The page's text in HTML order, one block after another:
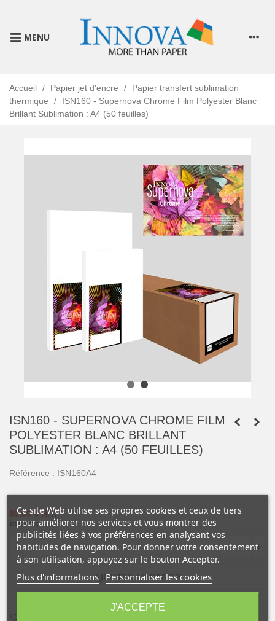
MENU
Accueil / Papier jet d'encre /
Papier transfert sublimation
thermique
/
ISN160 - Supernova Chrome Film Polyester Blanc
Brillant Sublimation : A4 (50 feuilles)
ISN160 - SUPERNOVA CHROME FILM
POLYESTER BLANC BRILLANT
SUBLIMATION : A4 (50 FEUILLES)
Référence : ISN160A4
86,00 € H.T.
103,20 € T.T.C.
- +
AJOUTER AU PANIER
Ce site Web utilise ses propres cookies et ceux de tiers
pour améliorer nos services et vous montrer des
publicités liées à vos préférences en analysant vos
habitudes de navigation. Pour donner votre consentement
à son utilisation, appuyez sur le bouton Accepter.
Plus d'informations Personnaliser les cookies
J'ACCEPTE